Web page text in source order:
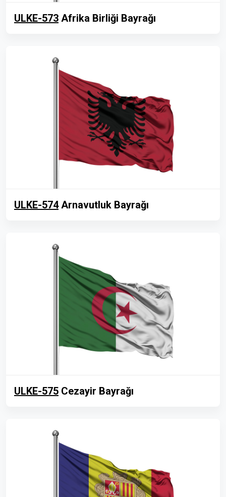
ULKE-573 Afrika Birliği Bayrağı
ULKE-574Arnavutluk Bayrağı
ULKE-575 Cezayir Bayrağı